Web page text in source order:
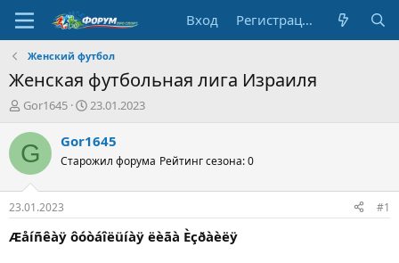
Вход Регистрация
Женский футбол
Женская футбольная лига Израиля
А
т
о
т
е
м
ы
Gor1645
Д
т
н
а
л
23.01.2023
G Gor1645
Старожил форума Рейтинг сезона: 0
23.01.2023 #1
Æåíñêàÿ ôóòáîëüíàÿ ëèãà Èçðàèëÿ